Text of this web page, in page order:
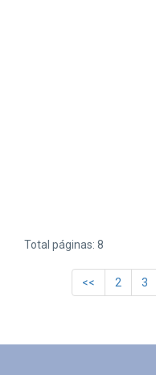
Total páginas: 8
<< 2 3